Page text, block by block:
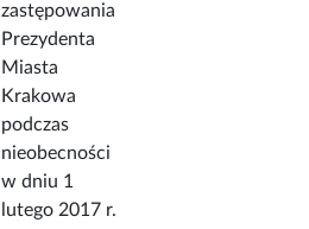
zastępowania
Prezydenta
Miasta
Krakowa
podczas
nieobecności
w dniu 1
lutego 2017 r.